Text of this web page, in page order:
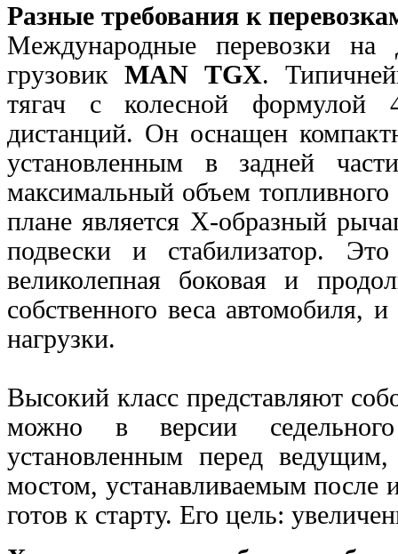
Разные требования к
Международные перевозки на
грузовикMAN TGX.
тягач с колесной формулой
дистанций. Он оснащен
установленным в задней
максимальный объем
плане является Х-образный
подвески и стабилизатор.
великолепная боковая и
собственного веса автомобиля,
нагрузки.
Высокий класс представляют
можно в версии
установленным перед
мостом, устанавливаемым после
готов к старту. Его цель: